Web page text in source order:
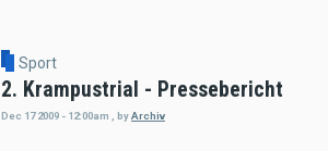
Sport
2. Krampustrial - Pressebericht
Dec 17 2009 - 12:00am byArchiv